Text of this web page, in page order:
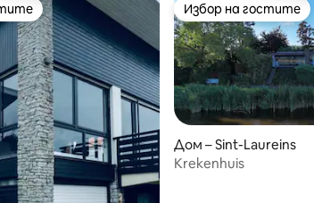
Избор на гостите
Избор на гостите
Дом – Sint-Laureins
Krekenhuis